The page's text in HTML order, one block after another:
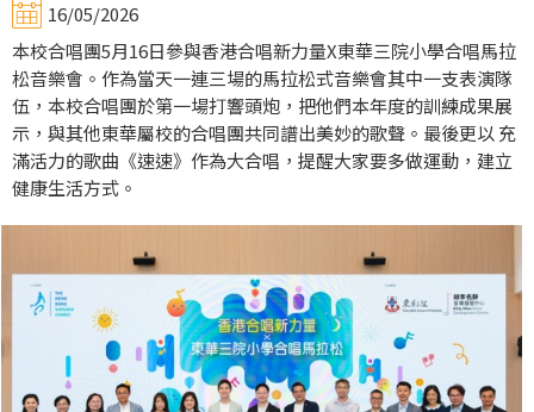
16/05/2026
本校合唱團5月16日參與香港合唱新力量X東華三院小學合唱馬拉
松音樂會。作為當天一連三場的馬拉松式音樂會其中一支表演隊
伍，本校合唱團於第一場打響頭炮，把他們本年度的訓練成果展
示，與其他東華屬校的合唱團共同譜出美妙的歌聲。最後更以 充
滿活力的歌曲《速速》作為大合唱，提醒大家要多做運動，建立
健康生活方式。